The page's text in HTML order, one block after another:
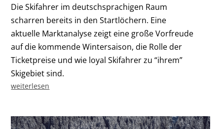
Die Skifahrer im deutschsprachigen Raum
scharren bereits in den Startlöchern. Eine
aktuelle Marktanalyse zeigt eine große Vorfreude
auf die kommende Wintersaison, die Rolle der
Ticketpreise und wie loyal Skifahrer zu “ihrem”
Skigebiet sind.
weiterlesen